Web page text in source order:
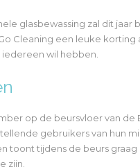
glasbewassing zal dit jaar
Cleaning een leuke korting
wil hebben.
op de beursvloer van de
gebruikers van hun
toont tijdens de beurs
zijn.